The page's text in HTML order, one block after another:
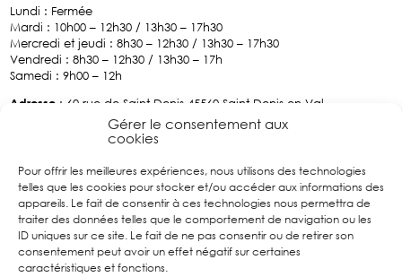
Gérer le consentement aux
cookies
Pour offrir les meilleures expériences, nous utilisons des technologies
telles que les cookies pour stocker et/ou accéder aux informations des
appareils. Le fait de consentir à ces technologies nous permettra de
traiter des données telles que le comportement de navigation ou les
ID uniques sur ce site. Le fait de ne pas consentir ou de retirer son
consentement peut avoir un effet négatif sur certaines
caractéristiques et fonctions.
Lundi : Fermée
Mardi : 10h00 – 12h30 / 13h30 – 17h30
Mercredi et jeudi : 8h30 – 12h30 / 13h30 – 17h30
Vendredi : 8h30 – 12h30 / 13h30 – 17h
Samedi : 9h00 – 12h
Adresse : 60 rue de Saint-Denis 45560 Saint Denis-en-Val
02.38.76.70.34
Facebook
Suivez
nous sur
Facebook